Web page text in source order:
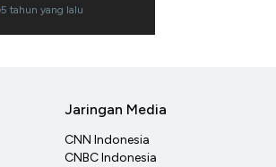
5 tahun yang lalu
Jaringan Media
CNN Indonesia
CNBC Indonesia